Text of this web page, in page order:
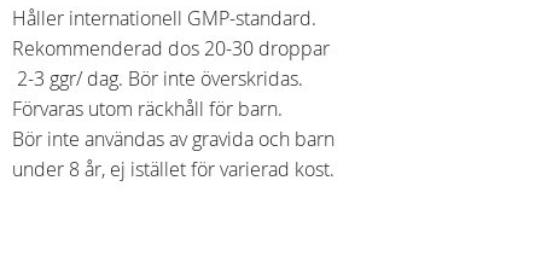
Håller internationell GMP-standard.
Rekommenderad dos 20-30 droppar
2-3 ggr/ dag. Bör inte överskridas.
Förvaras utom räckhåll för barn.
Bör inte användas av gravida och barn
under 8 år, ej istället för varierad kost.